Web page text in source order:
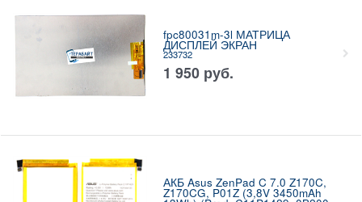
fpc80031m-3l МАТРИЦА
ДИСПЛЕЙ ЭКРАН
233732
1 950 руб.
АКБ Asus ZenPad C 7.0 Z170C,
Z170CG, P01Z (3,8V 3450mAh